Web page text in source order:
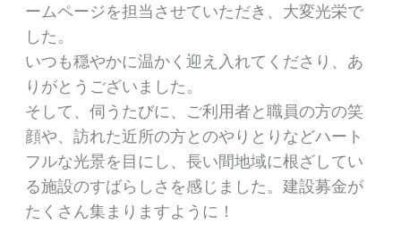
ームページを担当させていただき、大変光栄で
した。
いつも穏やかに温かく迎え入れてくださり、あ
りがとうございました。
そして、伺うたびに、ご利用者と職員の方の笑
顔や、訪れた近所の方とのやりとりなどハート
フルな光景を目にし、長い間地域に根ざしてい
る施設のすばらしさを感じました。建設募金が
たくさん集まりますように！